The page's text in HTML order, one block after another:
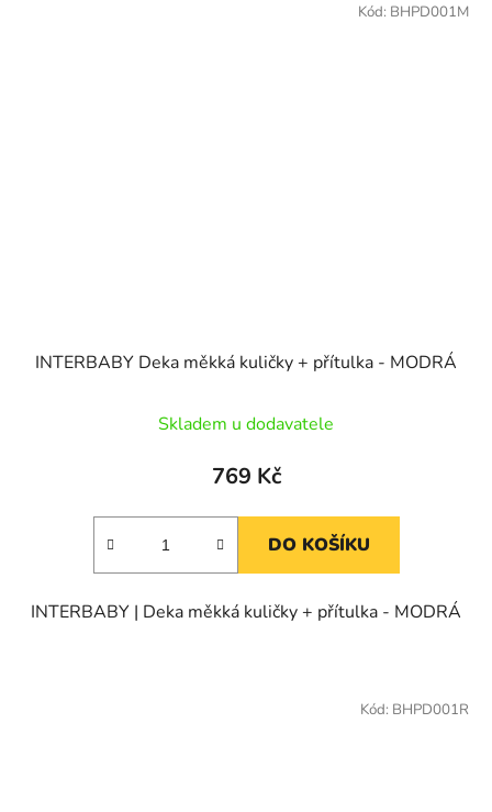
INTERBABY Deka měkká kuličky + přítulka - MODRÁ
Skladem u dodavatele
769 Kč
DO KOŠÍKU
INTERBABY | Deka měkká kuličky + přítulka - MODRÁ
Kód: BHPD001M
Kód: BHPD001R